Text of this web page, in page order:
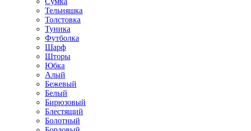
Тельняшка
Толстовка
Туника
Футболка
Шарф
Шторы
Юбка
Алый
Бежевый
Белый
Бирюзовый
Блестящий
Болотный